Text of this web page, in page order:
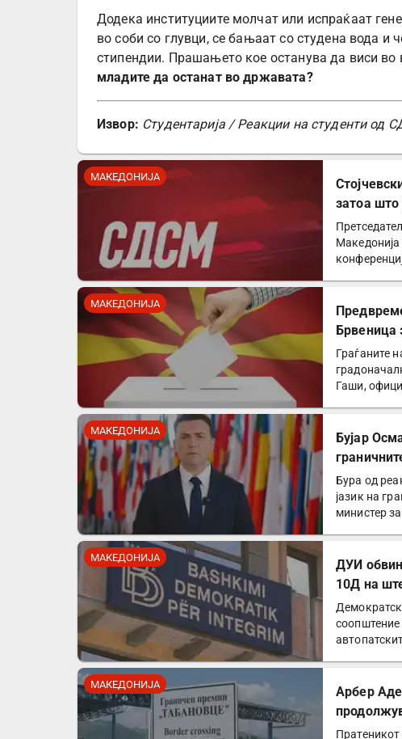
Додека институциите молчат или испраќаат
во соби со глувци, се бањаат со студена вода и
стипендии. Прашањето кое останува да виси во
младите да останат во државата?
Извор: Студентарија / Реакции на студенти од
МАКЕДОНИЈА
затоа што
ќе
МАКЕДОНИЈА
Брвеница
Граѓаните
Гаши,
МАКЕДОНИЈА
Бујар
Бура од
јазик на
министер
МАКЕДОНИЈА
ДУИ
10Д на
МАКЕДОНИЈА
Арбер